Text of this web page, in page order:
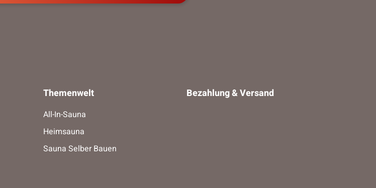
Themenwelt
All-In-Sauna
Heimsauna
Sauna Selber Bauen
Bezahlung & Versand